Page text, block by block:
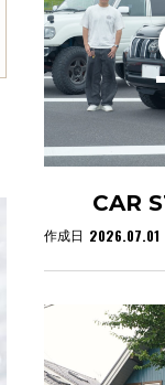
CAR
作成日 2026.07.01